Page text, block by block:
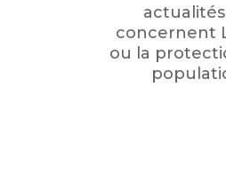
concernent
ou la